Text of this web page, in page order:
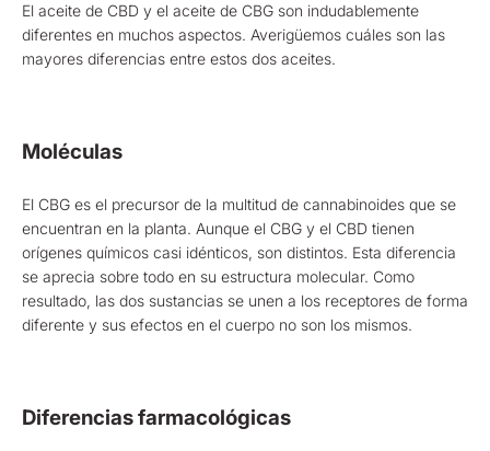
El aceite de CBD y el aceite de CBG son indudablemente
diferentes en muchos aspectos. Averigüemos cuáles son las
mayores diferencias entre estos dos aceites.
Moléculas
El CBG es el precursor de la multitud de cannabinoides que se
encuentran en la planta. Aunque el CBG y el CBD tienen
orígenes químicos casi idénticos, son distintos. Esta diferencia
se aprecia sobre todo en su estructura molecular. Como
resultado, las dos sustancias se unen a los receptores de forma
diferente y sus efectos en el cuerpo no son los mismos.
Diferencias farmacológicas